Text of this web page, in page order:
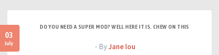
03
July
DO YOU NEED A SUPER MOD? WELL HERE IT IS. CHEW ON THIS
- ByJane lou